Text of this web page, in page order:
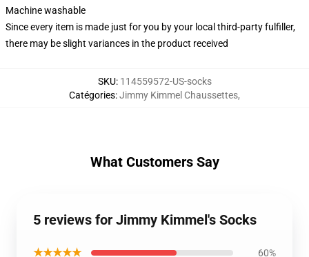
Machine washable
Since every item is made just for you by your local third-party fulfiller,
there may be slight variances in the product received
SKU: 114559572-US-socks
Catégories:Jimmy Kimmel Chaussettes,
What Customers Say
5 reviews for Jimmy Kimmel's Socks
★★★★★ 60%